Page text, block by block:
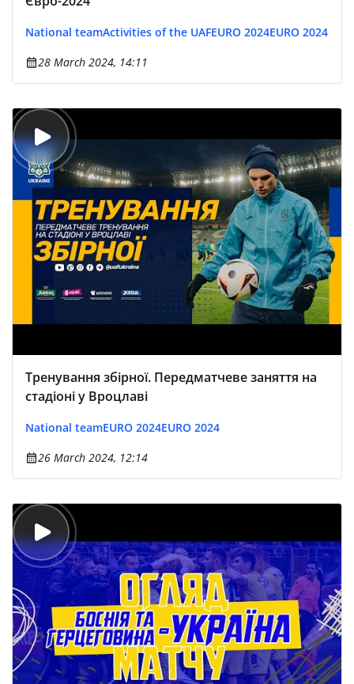
National teamActivities of the UAFEURO 2024EURO 2024
28 March 2024, 14:11
Тренування збірної. Передматчеве заняття на
стадіоні у Вроцлаві
National teamEURO 2024EURO 2024
26 March 2024, 12:14